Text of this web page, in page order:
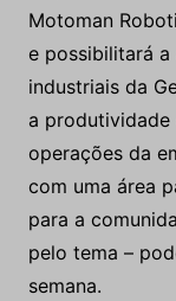
Motoman
e possibilitará
industriais da
a produtividade
operações da
com uma área
para a
pelo tema –
semana.